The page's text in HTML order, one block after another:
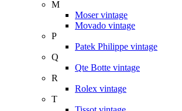
M
Moser vintage
Movado vintage
P
Patek Philippe vintage
Q
Qte Botte vintage
R
Rolex vintage
T